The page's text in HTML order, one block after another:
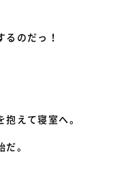
のだっ！
えて寝室へ。
。